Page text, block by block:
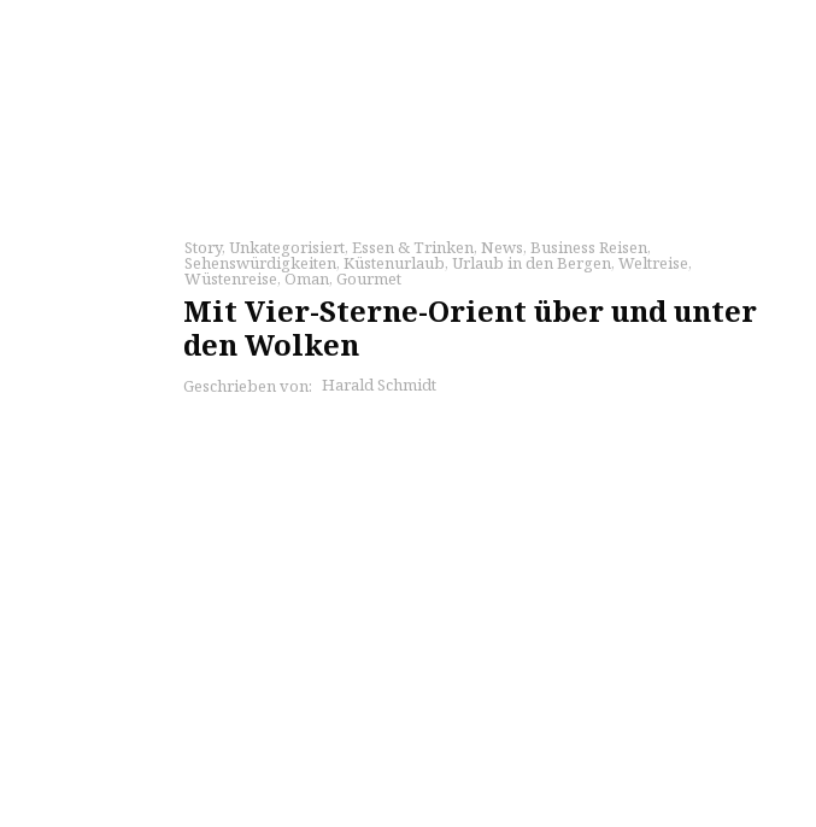
Story, Unkategorisiert, Essen & Trinken, News, Business Reisen,
Sehenswürdigkeiten, Küstenurlaub, Urlaub in den Bergen, Weltreise,
Wüstenreise,Oman, Gourmet
Mit Vier-Sterne-Orient über und unter
den Wolken
Geschrieben von: Harald Schmidt